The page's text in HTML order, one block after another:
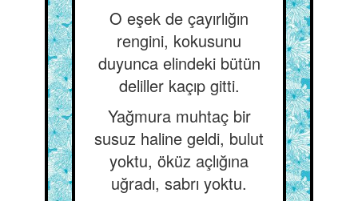
O eşek de çayırlığın
rengini, kokusunu
duyunca elindeki bütün
deliller kaçıp gitti.
Yağmura muhtaç bir
susuz haline geldi, bulut
yoktu, öküz açlığına
uğradı, sabrı yoktu.